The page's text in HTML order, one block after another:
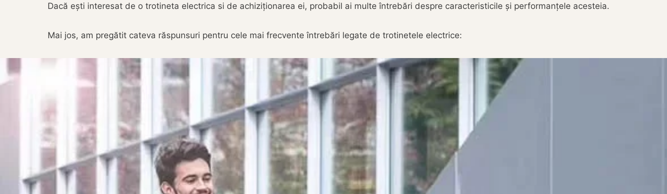
Dacă ești interesat de o trotineta electrica si de achiziționarea ei, probabil ai multe întrebări despre caracteristicile și performanțele acesteia.
Mai jos, am pregătit cateva răspunsuri pentru cele mai frecvente întrebări legate de trotinetele electrice: